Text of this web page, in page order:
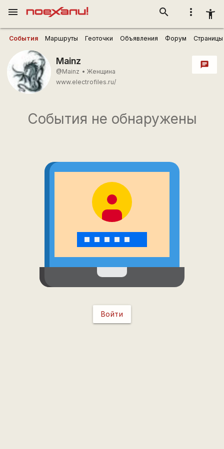
more_vert accessibility_new
search
menu
События Маршруты Геоточки Объявления Форум Страницы
Mainz
@Mainz • Женщина
www.electrofiles.ru/
chat
События не обнаружены
Войти